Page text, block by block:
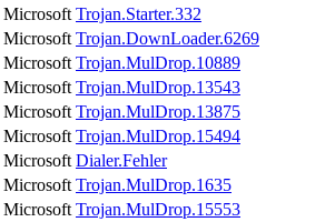
Microsoft Trojan.Starter.332
Microsoft Trojan.DownLoader.6269
Microsoft Trojan.MulDrop.10889
Microsoft Trojan.MulDrop.13543
Microsoft Trojan.MulDrop.13875
Microsoft Trojan.MulDrop.15494
Microsoft Dialer.Fehler
Microsoft Trojan.MulDrop.1635
Microsoft Trojan.MulDrop.15553